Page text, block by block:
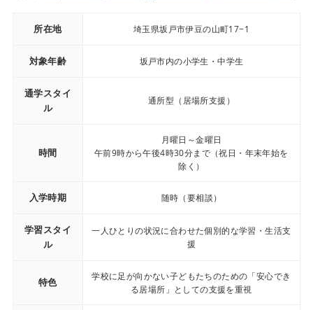
所在地 埼玉県坂戸市伊豆の山町17−1
対象年齢 坂戸市内の小学生・中学生
通学スタイ
ル
通所型（居場所支援）
時間
月曜日～金曜日
午前9時から午後4時30分まで（祝日・年末年始を
除く）
入学時期 随時（要相談）
学習スタイ
ル
一人ひとりの状況に合わせた個別的な学習・生活支
援
特色
学校に足が向かない子どもたちのための「安心でき
る居場所」としての支援を重視